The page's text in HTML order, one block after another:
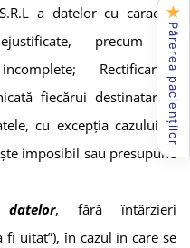
a datelor cu caracter
precum și
Rectificarea/
fiecărui destinatar la
cu excepția cazului în
imposibil sau presupune
, fără întârzieri
fi uitat”), în cazul in care se
★
Părerea pacienților